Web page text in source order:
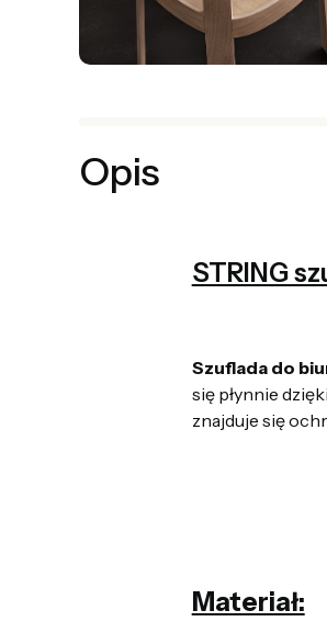
Opis
STRING
Szuflada do
się płynnie
znajduje się
Materiał: